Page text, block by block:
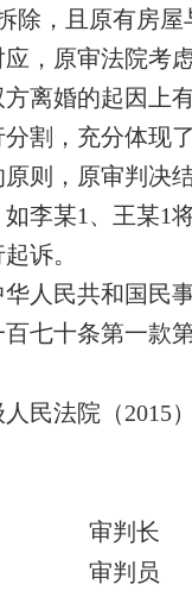
除，且原有房
，原审法院考
离婚的起因上
割，充分体现
则，原审判决
李某1、王某1
诉。
人民共和国民
七十条第一款
民法院（2015
审判长
审判员